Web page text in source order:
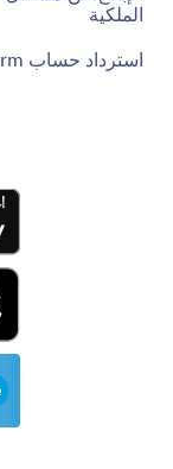
الملكية
استرداد حساب Jotform